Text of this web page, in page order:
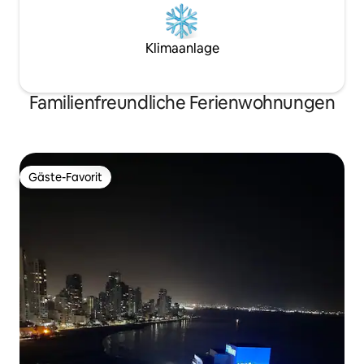
Klimaanlage
Familienfreundliche Ferienwohnungen
Gäste-Favorit
Gäste-Favorit